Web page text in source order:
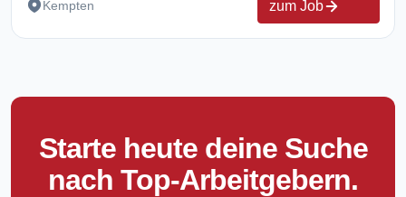
Kempten zum Job
Starte heute deine Suche
nach Top-Arbeitgebern.